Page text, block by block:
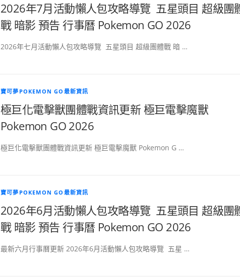
2026年7月活動懶人包攻略導覽 五星頭目 超級團
戰 暗影 預告 行事曆 Pokemon GO 2026
2026年七月活動懶人包攻略導覽 五星頭目 超級團體戰 暗 …
寶可夢POKEMON GO最新資訊
極巨化電擊獸團體戰資訊更新 極巨電擊魔獸
Pokemon GO 2026
極巨化電擊獸團體戰資訊更新 極巨電擊魔獸 Pokemon G …
寶可夢POKEMON GO最新資訊
2026年6月活動懶人包攻略導覽 五星頭目 超級團
戰 暗影 預告 行事曆 Pokemon GO 2026
最新六月行事曆更新 2026年6月活動懶人包攻略導覽 五星 …